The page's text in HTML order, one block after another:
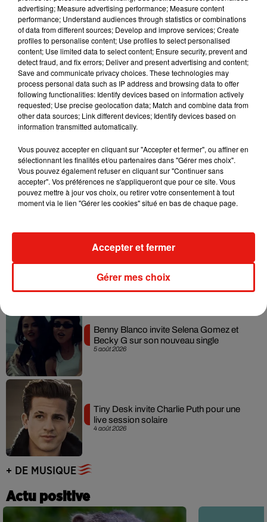
7 août 2026
Julien Lieb s’essaye à la vie de chatelain
dans son nouveau clip
7 août 2026
Madonna sort enfin le remix de « Love
Sensation » avec Kylie Minogue
7 août 2026
Tayc et Didi B dévoilent le single le plus
dansant de l’année
Angèle et Amélie Lens dévoilent leur
5 août 2026
Benny Blanco invite Selena Gomez et
Becky G sur son nouveau single
4 août 2026
Tiny Desk invite Charlie Puth pour une
live session solaire
+ DE MUSIQUE
Actu positive
advertising; Measure advertising performance; Measure content
performance; Understand audiences through statistics or combinations
of data from different sources; Develop and improve services; Create
profiles to personalise content; Use profiles to select personalised
content; Use limited data to select content; Ensure security, prevent and
detect fraud, and fix errors; Deliver and present advertising and content;
Save and communicate privacy choices. These technologies may
process personal data such as IP address and browsing data to offer
following functionalities: Identify devices based on information actively
requested; Use precise geolocation data; Match and combine data from
other data sources; Link different devices; Identify devices based on
information transmitted automatically.
Vous pouvez accepter en cliquant sur "Accepter et fermer", ou affiner en
sélectionnant les finalités et/ou partenaires dans "Gérer mes choix".
Vous pouvez également refuser en cliquant sur "Continuer sans
accepter". Vos préférences ne s'appliqueront que pour ce site. Vous
pouvez mettre à jour vos choix, ou retirer votre consentement à tout
moment via le lien "Gérer les cookies" situé en bas de chaque page.
Gérer mes choix
Accepter et fermer